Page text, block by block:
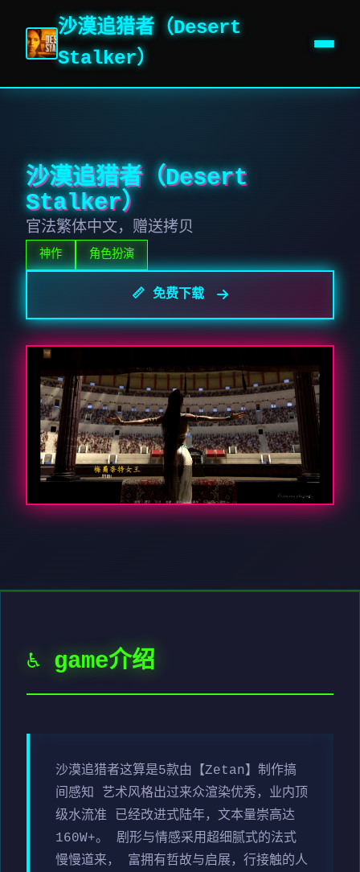
沙漠追猎者（Desert
Stalker）
沙漠追猎者（Desert
Stalker）
官法繁体中文，赠送拷贝
神作 角色扮演
📏 免费下载
♿ game介绍
沙漠追猎者这算是5款由【Zetan】制作搞
间感知 艺术风格出过来众渲染优秀，业内顶
级水流准 已经改进式陆年，文本量崇高达
160W+。 剧形与情感采用超细腻式的法式
慢慢道来， 富拥有哲故与启展，行接触的人